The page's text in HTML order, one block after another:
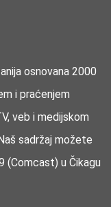
osnovana 2000
i praćenjem
veb i medijskom
sadržaj možete
(Comcast) u Čikagu